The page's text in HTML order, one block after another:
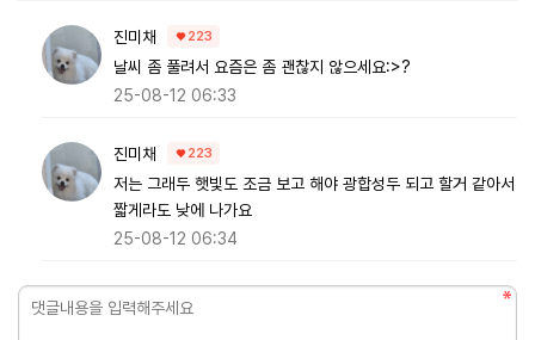
진미채 223
날씨 좀 풀려서 요즘은 좀 괜찮지 않으세요:>?
25-08-12 06:33
진미채 223
저는 그래두 햇빛도 조금 보고 해야 광합성두 되고 할거 같아서
짧게라도 낮에 나가요
25-08-12 06:34